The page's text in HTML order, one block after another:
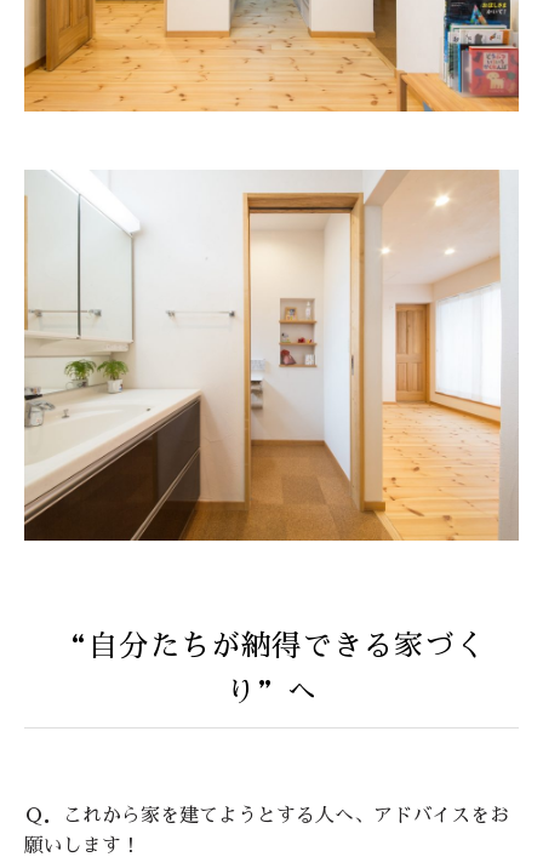
“自分たちが納得できる家づく
り”へ
Ｑ．これから家を建てようとする人へ、アドバイスをお
願いします！